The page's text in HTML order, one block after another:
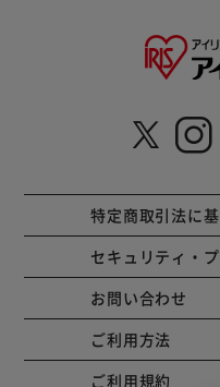
特定商取引法に
セキュリティ・
お問い合わせ
ご利用方法
ご利用規約